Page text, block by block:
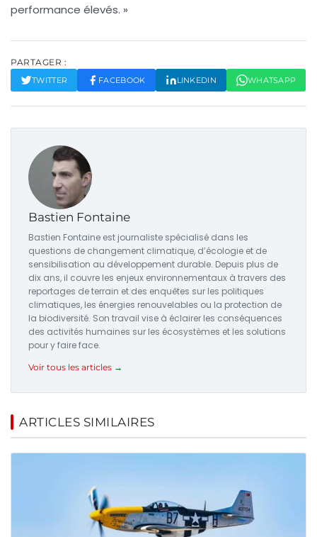
performance élevés. »
PARTAGER :
TWITTER FACEBOOK LINKEDIN WHATSAPP
Bastien Fontaine
Bastien Fontaine est journaliste spécialisé dans les
questions de changement climatique, d’écologie et de
sensibilisation au développement durable. Depuis plus de
dix ans, il couvre les enjeux environnementaux à travers des
reportages de terrain et des enquêtes sur les politiques
climatiques, les énergies renouvelables ou la protection de
la biodiversité. Son travail vise à éclairer les conséquences
des activités humaines sur les écosystèmes et les solutions
pour y faire face.
Voir tous les articles →
ARTICLES SIMILAIRES